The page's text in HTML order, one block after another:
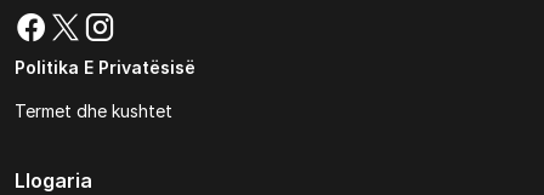
Politika E Privatësisë
Termet dhe kushtet
Llogaria